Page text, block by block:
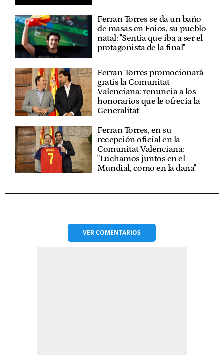
Ferran Torres se da un baño
de masas en Foios, su pueblo
natal: "Sentía que iba a ser el
protagonista de la final"
Ferran Torres promocionará
gratis la Comunitat
Valenciana: renuncia a los
honorarios que le ofrecía la
Generalitat
Ferran Torres, en su
recepción oficial en la
Comunitat Valenciana:
"Luchamos juntos en el
Mundial, como en la dana"
VERCOMENTARIOS